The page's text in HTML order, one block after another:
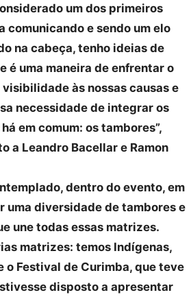
um dos primeiros
comunicando e sendo um elo
na cabeça, tenho ideias de
é uma maneira de enfrentar o
às nossas causas e
necessidade de integrar os
em comum: os tambores”,
a Leandro Bacellar e Ramon
dentro do evento, em
uma diversidade de tambores e
une todas essas matrizes.
matrizes: temos Indígenas,
o Festival de Curimba, que teve
disposto a apresentar